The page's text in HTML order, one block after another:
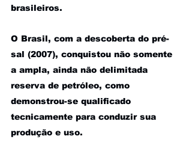
brasileiros.
O Brasil, com a descoberta do pré-
sal (2007), conquistou não somente
a ampla, ainda não delimitada
reserva de petróleo, como
demonstrou-se qualificado
tecnicamente para conduzir sua
produção e uso.